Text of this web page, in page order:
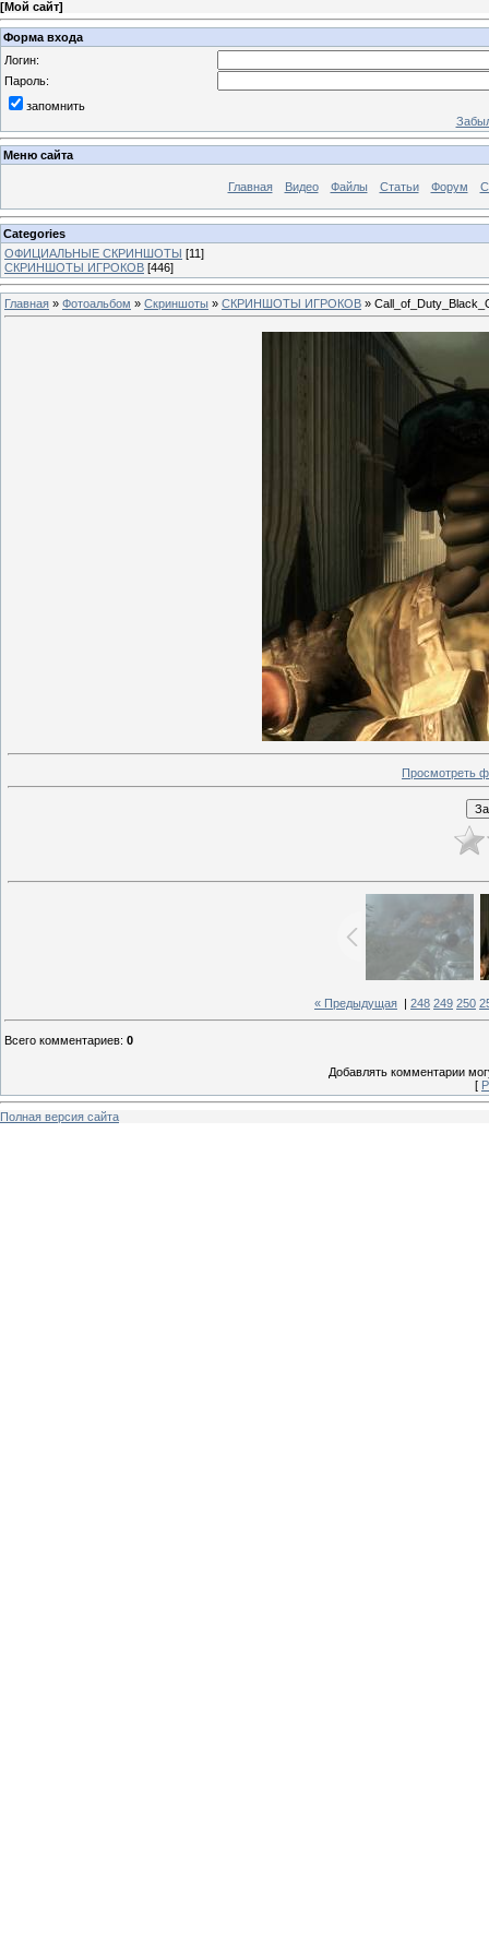
[Мой сайт]
Форма входа
Логин:
Пароль:
запомнить
Меню сайта
Главная Видео Файлы Статьи Форум
Categories
ОФИЦИАЛЬНЫЕ СКРИНШОТЫ [11]
СКРИНШОТЫ ИГРОКОВ [446]
Главная » Фотоальбом » Скриншоты » СКРИНШОТЫ ИГРОКОВ »
Просмотреть
« Предыдущая 248 249 250
Всего комментариев: 0
Добавлять комментарии
[
Полная версия сайта